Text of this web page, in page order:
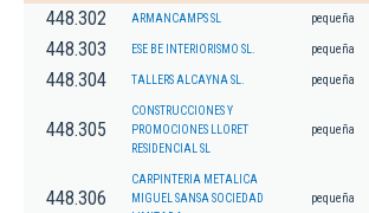
448.302 ARMANCAMPS SL pequeña
448.303 ESE BE INTERIORISMO SL. pequeña
448.304 TALLERS ALCAYNA SL. pequeña
448.305
CONSTRUCCIONES Y
PROMOCIONES LLORET
RESIDENCIAL SL
pequeña
448.306
CARPINTERIA METALICA
MIGUEL SANSA SOCIEDAD
pequeña